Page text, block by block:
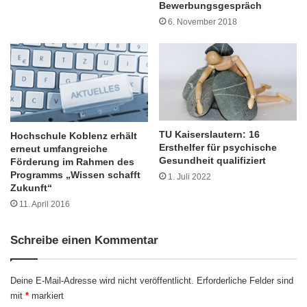
können im Unterricht hospitieren.
Infos: http://www.uni-
oldenburg.de/diz/orientierungstage-2015
Bewerbungsgespräch
6. November 2018
Hochschule Koblenz erhält
erneut umfangreiche
Förderung im Rahmen des
Programms „Wissen schafft
Zukunft“
11. April 2016
TU Kaiserslautern: 16
Ersthelfer für psychische
Gesundheit qualifiziert
1. Juli 2022
Schreibe einen Kommentar
Deine E-Mail-Adresse wird nicht veröffentlicht. Erforderliche Felder sind
mit * markiert